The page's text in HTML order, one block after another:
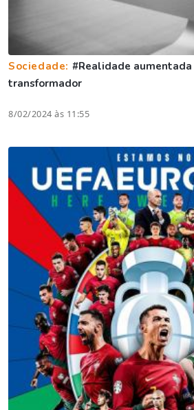
Sociedade: #Realidade
transformador
8/02/2024 às 11:55